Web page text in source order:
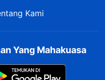
Kami
Yang Mahakuasa